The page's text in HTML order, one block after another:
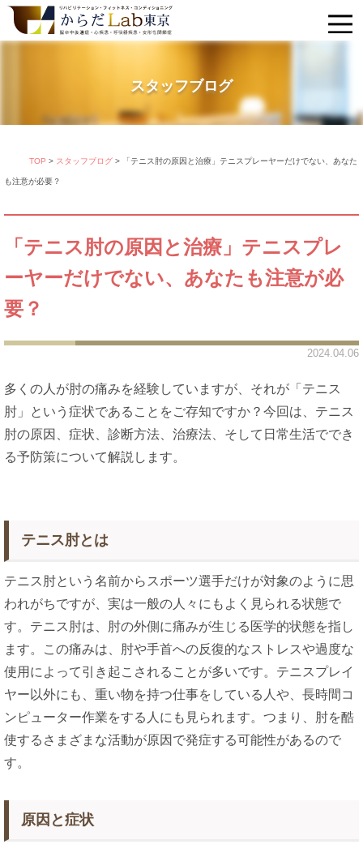
スタッフブログ
TOP > スタッフブログ > 「テニス肘の原因と治療」テニスプレーヤーだけでない、あなた
も注意が必要？
「テニス肘の原因と治療」テニスプレ
ーヤーだけでない、あなたも注意が必
要？
2024.04.06
多くの人が肘の痛みを経験していますが、それが「テニス
肘」という症状であることをご存知ですか？今回は、テニス
肘の原因、症状、診断方法、治療法、そして日常生活ででき
る予防策について解説します。
テニス肘とは
テニス肘という名前からスポーツ選手だけが対象のように思
われがちですが、実は一般の人々にもよく見られる状態で
す。テニス肘は、肘の外側に痛みが生じる医学的状態を指し
ます。この痛みは、肘や手首への反復的なストレスや過度な
使用によって引き起こされることが多いです。テニスプレイ
ヤー以外にも、重い物を持つ仕事をしている人や、長時間コ
ンピューター作業をする人にも見られます。つまり、肘を酷
使するさまざまな活動が原因で発症する可能性があるので
す。
原因と症状